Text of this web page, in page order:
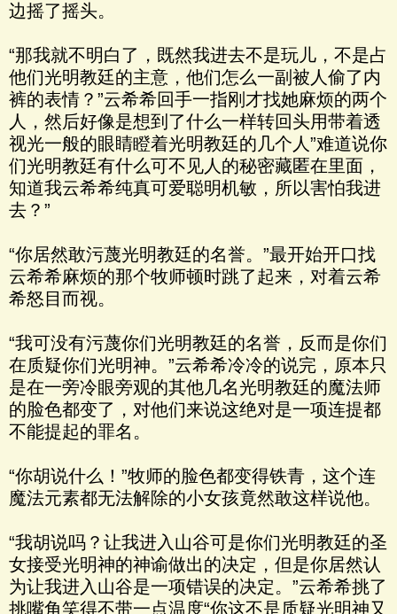
边摇了摇头。
“那我就不明白了，既然我进去不是玩儿，不是占
他们光明教廷的主意，他们怎么一副被人偷了内
裤的表情？”云希希回手一指刚才找她麻烦的两个
人，然后好像是想到了什么一样转回头用带着透
视光一般的眼睛瞪着光明教廷的几个人”难道说你
们光明教廷有什么可不见人的秘密藏匿在里面，
知道我云希希纯真可爱聪明机敏，所以害怕我进
去？”
“你居然敢污蔑光明教廷的名誉。”最开始开口找
云希希麻烦的那个牧师顿时跳了起来，对着云希
希怒目而视。
“我可没有污蔑你们光明教廷的名誉，反而是你们
在质疑你们光明神。”云希希冷冷的说完，原本只
是在一旁冷眼旁观的其他几名光明教廷的魔法师
的脸色都变了，对他们来说这绝对是一项连提都
不能提起的罪名。
“你胡说什么！”牧师的脸色都变得铁青，这个连
魔法元素都无法解除的小女孩竟然敢这样说他。
“我胡说吗？让我进入山谷可是你们光明教廷的圣
女接受光明神的神谕做出的决定，但是你居然认
为让我进入山谷是一项错误的决定。”云希希挑了
挑嘴角笑得不带一点温度“你这不是质疑光明神又